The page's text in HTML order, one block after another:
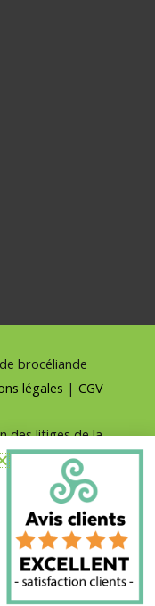
brocéliande
légales | CGV
des litiges de la
recourir gratuitement
Spiruline de
la consommation »
médiation peut être
; – ou par voie
75017 Paris ».